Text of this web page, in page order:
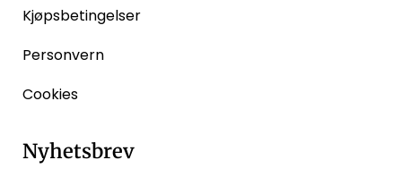
Kjøpsbetingelser
Personvern
Cookies
Nyhetsbrev